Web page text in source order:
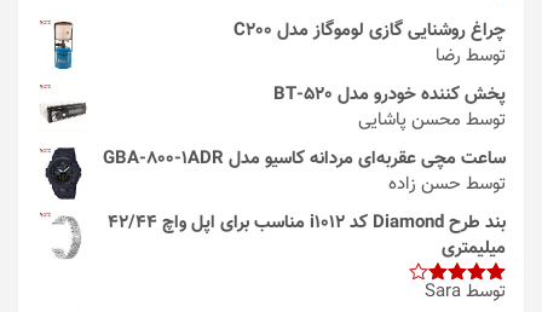
چراغ روشنایی گازی لوموگاز مدل C200
توسط رضا
پخش کننده خودرو مدل 520-BT
توسط محسن پاشایی
ساعت مچی عقربه‌ای مردانه کاسیو مدل GBA-800-1ADR
توسط حسن زاده
بند طرح Diamond کد i1012 مناسب برای اپل واچ 42/44
میلیمتری
امتیاز4 توسط Sara